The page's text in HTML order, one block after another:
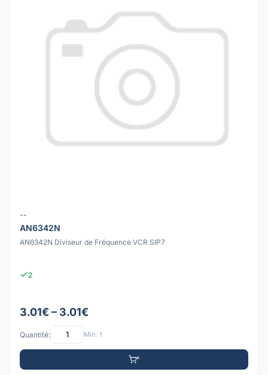
--
AN6342N
AN6342N Diviseur de Fréquence VCR SIP7
2
3.01€ – 3.01€
Quantité: Min: 1